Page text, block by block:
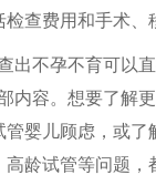
查费用和手术、
出不孕不育可以
内容。想要了解
管婴儿顾虑，或了
高龄试管等问题，